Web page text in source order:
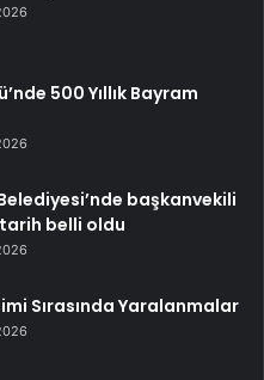
500 Yıllık Bayram
başkanvekili
belli oldu
Sırasında Yaralanmalar